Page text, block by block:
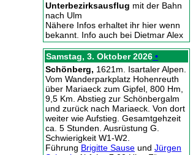
Unterbezirksausflug mit der Bahn
nach Ulm
Nähere Infos erhaltet ihr hier wenn
bekannt. Info auch bei Dietmar Alex
Samstag, 3. Oktober 2026 •
Schönberg, 1621m. Isartaler Alpen.
Vom Wanderparkplatz Hohenreuth
über Mariaeck zum Gipfel, 800 Hm,
9,5 Km. Abstieg zur Schönbergalm
und zurück nach Mariaeck. Von dort
weiter wie Aufstieg. Gesamtgehzeit
ca. 5 Stunden. Ausrüstung G.
Schwierigkeit W1-W2.
Führung Brigitte Sause und Jürgen